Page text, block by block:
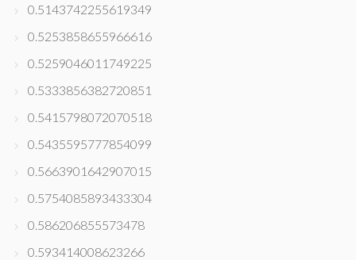
0.5143742255619349
0.5253858655966616
0.5259046011749225
0.5333856382720851
0.5415798072070518
0.5435595777854099
0.5663901642907015
0.5754085893433304
0.586206855573478
0.593414008623266